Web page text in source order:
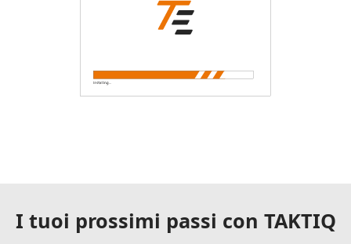
I tuoi prossimi passi con TAKTIQ